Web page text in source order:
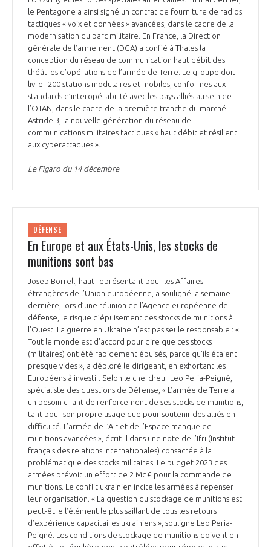
le Pentagone a ainsi signé un contrat de fourniture de radios
tactiques « voix et données » avancées, dans le cadre de la
modernisation du parc militaire. En France, la Direction
générale de l’armement (DGA) a confié à Thales la
conception du réseau de communication haut débit des
théâtres d’opérations de l’armée de Terre. Le groupe doit
livrer 200 stations modulaires et mobiles, conformes aux
standards d’interopérabilité avec les pays alliés au sein de
l’OTAN, dans le cadre de la première tranche du marché
Astride 3, la nouvelle génération du réseau de
communications militaires tactiques « haut débit et résilient
aux cyberattaques ».
Le Figaro du 14 décembre
DÉFENSE
En Europe et aux États-Unis, les stocks de
munitions sont bas
Josep Borrell, haut représentant pour les Affaires
étrangères de l’Union européenne, a souligné la semaine
dernière, lors d’une réunion de l’Agence européenne de
défense, le risque d’épuisement des stocks de munitions à
l’Ouest. La guerre en Ukraine n’est pas seule responsable : «
Tout le monde est d’accord pour dire que ces stocks
(militaires) ont été rapidement épuisés, parce qu’ils étaient
presque vides », a déploré le dirigeant, en exhortant les
Européens à investir. Selon le chercheur Leo Peria-Peigné,
spécialiste des questions de Défense, « L’armée de Terre a
un besoin criant de renforcement de ses stocks de munitions,
tant pour son propre usage que pour soutenir des alliés en
difficulté. L’armée de l’Air et de l’Espace manque de
munitions avancées », écrit-il dans une note de l’Ifri (Institut
français des relations internationales) consacrée à la
problématique des stocks militaires. Le budget 2023 des
armées prévoit un effort de 2 Md€ pour la commande de
munitions. Le conflit ukrainien incite les armées à repenser
leur organisation. « La question du stockage de munitions est
peut-être l’élément le plus saillant de tous les retours
d’expérience capacitaires ukrainiens », souligne Leo Peria-
Peigné. Les conditions de stockage de munitions doivent en